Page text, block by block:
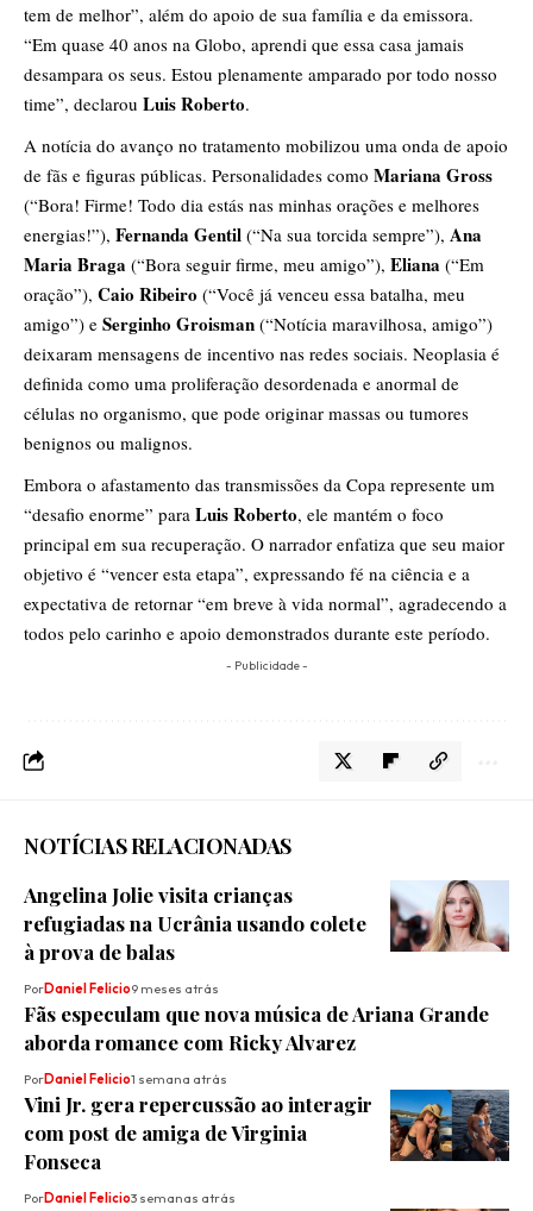
tem de melhor”, além do apoio de sua família e da emissora.
“Em quase 40 anos na Globo, aprendi que essa casa jamais
desampara os seus. Estou plenamente amparado por todo nosso
time”, declarou Luis Roberto.
A notícia do avanço no tratamento mobilizou uma onda de apoio
de fãs e figuras públicas. Personalidades como Mariana Gross
(“Bora! Firme! Todo dia estás nas minhas orações e melhores
energias!”), Fernanda Gentil (“Na sua torcida sempre”), Ana
Maria Braga (“Bora seguir firme, meu amigo”), Eliana (“Em
oração”), Caio Ribeiro (“Você já venceu essa batalha, meu
amigo”) e Serginho Groisman (“Notícia maravilhosa, amigo”)
deixaram mensagens de incentivo nas redes sociais. Neoplasia é
definida como uma proliferação desordenada e anormal de
células no organismo, que pode originar massas ou tumores
benignos ou malignos.
Embora o afastamento das transmissões da Copa represente um
“desafio enorme” para Luis Roberto, ele mantém o foco
principal em sua recuperação. O narrador enfatiza que seu maior
objetivo é “vencer esta etapa”, expressando fé na ciência e a
expectativa de retornar “em breve à vida normal”, agradecendo a
todos pelo carinho e apoio demonstrados durante este período.
- Publicidade -
NOTÍCIAS RELACIONADAS
Angelina Jolie visita crianças
refugiadas na Ucrânia usando colete
à prova de balas
PorDaniel Felicio9 meses atrás
Fãs especulam que nova música de Ariana Grande
aborda romance com Ricky Alvarez
PorDaniel Felicio1 semana atrás
Vini Jr. gera repercussão ao interagir
com post de amiga de Virginia
Fonseca
PorDaniel Felicio3 semanas atrás